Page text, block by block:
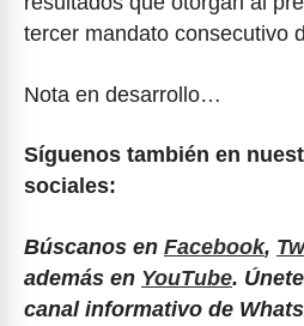
tercer mandato consecutivo
Nota en desarrollo…
Síguenos también en
sociales:
Búscanos en Facebook,
además en YouTube.
canal informativo de